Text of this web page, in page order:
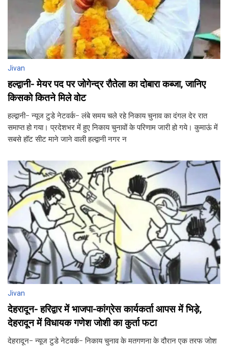
Jivan
हल्द्वानी- मेयर पद पर जोगेन्द्र रौतेला का दोबारा कब्जा, जानिए
किसको कितने मिले वोट
हल्द्वानी- न्यूज टुडे नेटवर्क- लंबे समय चले रहे निकाय चुनाव का दंगल देर रात
समाप्त हो गया। प्रदेशभर में हुए निकाय चुनावों के परिणाम जारी हो गये। कुमाऊं में
सबसे हॉट सीट माने जाने वाली हल्द्वानी नगर न
Jivan
देहरादून- हरिद्वार में भाजपा-कांग्रेस कार्यकर्ता आपस में भिड़े,
देहरादून में विधायक गणेश जोशी का कुर्ता फटा
देहरादून- न्यूज टुडे नेटवर्क- निकाय चुनाव के मतगणना के दौरान एक तरफ जोश